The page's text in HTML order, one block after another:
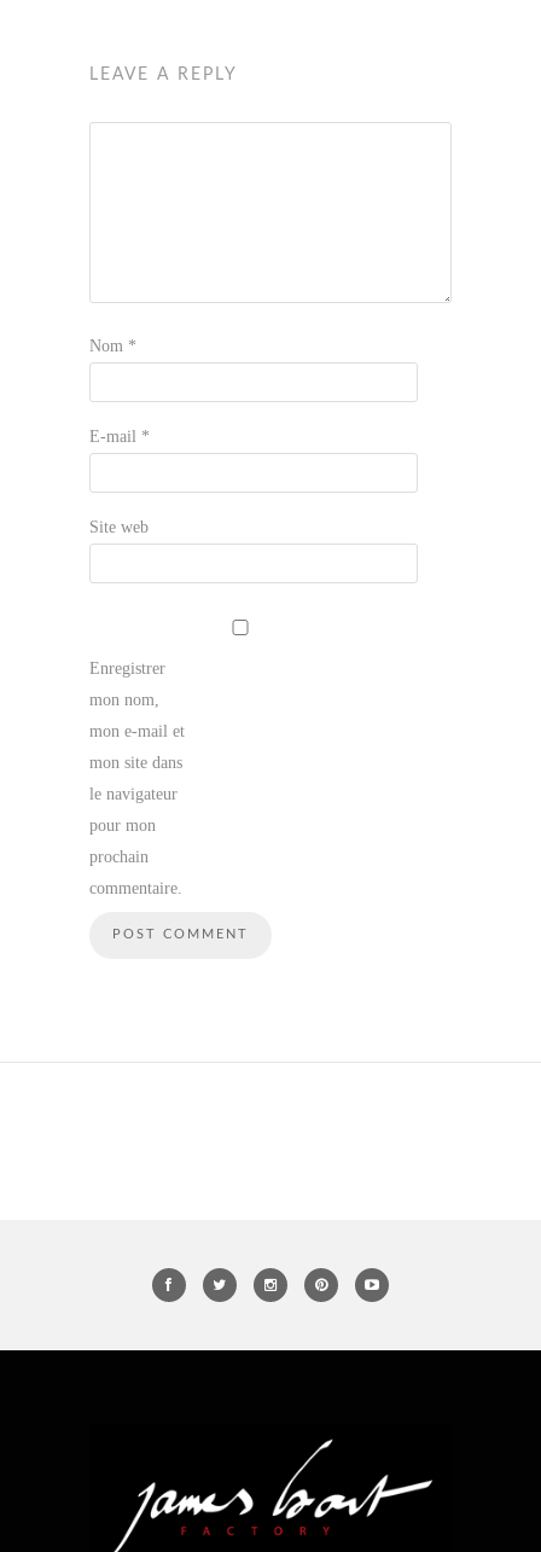
LEAVE A REPLY
Nom *
E-mail *
Site web
Enregistrer
mon nom,
mon e-mail et
mon site dans
le navigateur
pour mon
prochain
commentaire.